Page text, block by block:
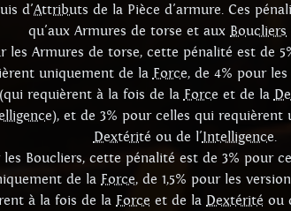
d'Attributs de la Pièce d'armure. Ces
qu'aux Armures de torse et aux Boucliers
les Armures de torse, cette pénalité est de
uniquement de la Force, de 4% pour
(qui requièrent à la fois de la Force et de la
), et de 3% pour celles qui requièrent
Dextérité ou de l'Intelligence
les Boucliers, cette pénalité est de 3% pour
de la Force, de 1,5% pour les
à la fois de la Force et de la Dextérité ou